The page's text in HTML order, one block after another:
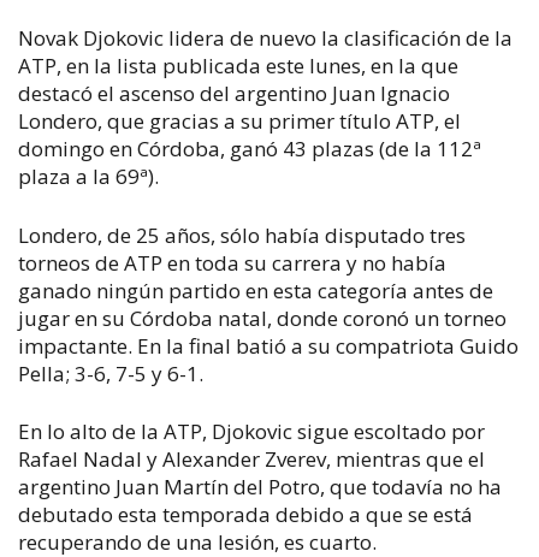
Novak Djokovic lidera de nuevo la clasificación de la
ATP, en la lista publicada este lunes, en la que
destacó el ascenso del argentino Juan Ignacio
Londero, que gracias a su primer título ATP, el
domingo en Córdoba, ganó 43 plazas (de la 112ª
plaza a la 69ª).
Londero, de 25 años, sólo había disputado tres
torneos de ATP en toda su carrera y no había
ganado ningún partido en esta categoría antes de
jugar en su Córdoba natal, donde coronó un torneo
impactante. En la final batió a su compatriota Guido
Pella; 3-6, 7-5 y 6-1.
En lo alto de la ATP, Djokovic sigue escoltado por
Rafael Nadal y Alexander Zverev, mientras que el
argentino Juan Martín del Potro, que todavía no ha
debutado esta temporada debido a que se está
recuperando de una lesión, es cuarto.